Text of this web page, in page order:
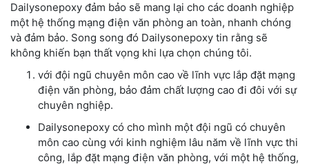
Dailysonepoxy đảm bảo sẽ mang lại cho các doanh nghiệp
một hệ thống mạng điện văn phòng an toàn, nhanh chóng
và đảm bảo. Song song đó Dailysonepoxy tin rằng sẽ
không khiến bạn thất vọng khi lựa chọn chúng tôi.
với đội ngũ chuyên môn cao về lĩnh vực lắp đặt mạng
điện văn phòng, bảo đảm chất lượng cao đi đôi với sự
chuyên nghiệp.
Dailysonepoxy có cho mình một đội ngũ có chuyên
môn cao cùng với kinh nghiệm lâu năm về lĩnh vực thi
công, lắp đặt mạng điện văn phòng, với một hệ thống,